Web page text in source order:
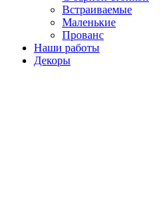
Встраиваемые
Маленькие
Прованс
Наши работы
Декоры